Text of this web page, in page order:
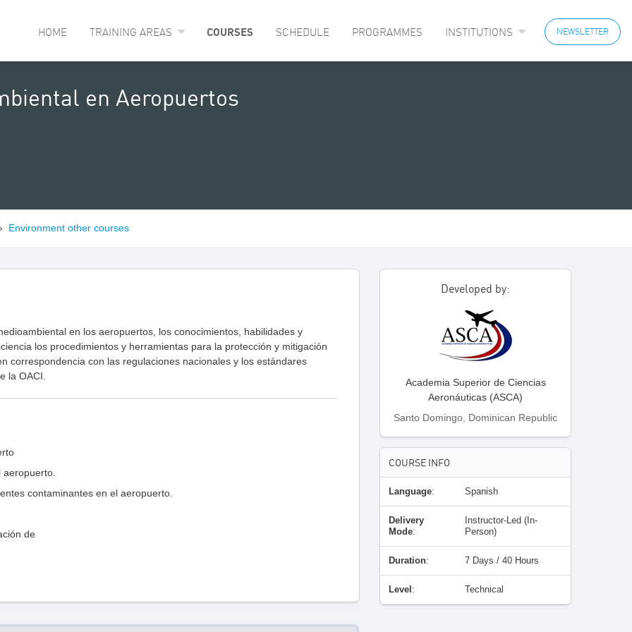
HOME TRAINING AREAS COURSES SCHEDULE PROGRAMMES INSTITUTIONS NEWSLETTER
en Aeropuertos
Environment other courses
en los aeropuertos, los conocimientos, habilidades y
los procedimientos y herramientas para la protección y mitigación
correspondencia con las regulaciones nacionales y los estándares
la OACI.
aeropuerto.
contaminantes en el aeropuerto.
de
Developed by:
Academia Superior de Ciencias
Aeronáuticas (ASCA)
Santo Domingo, Dominican Republic
COURSE INFO
Language: Spanish
Delivery
Mode:
Instructor-Led (In-
Person)
Duration: 7 Days / 40 Hours
Level : Technical